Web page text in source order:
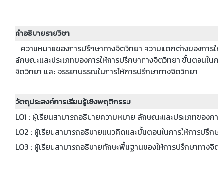
คำอธิบายรายวิชา
ความหมายของการปรึกษาทางจิตวิทยา ความแตกต่างของกา
ลักษณะและประเภทของการให้การปรึกษาทางจิตวิทยา ขั้นตอนใ
จิตวิทยา และ จรรยาบรรณในการให้การปรึกษาทางจิตวิทยา
วัตถุประสงค์การเรียนรู้เชิงพฤติกรรม
LO1 : ผู้เรียนสามารถอธิบายความหมาย ลักษณะและประเภทของ
LO2 : ผู้เรียนสามารถอธิบายแนวคิดและขั้นตอนในการให้การปรึก
LO3 : ผู้เรียนสามารถอธิบายทักษะพื้นฐานของให้การปรึกษาทาง